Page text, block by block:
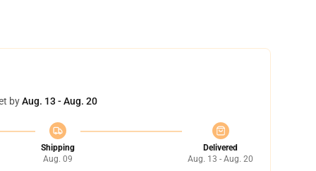
byAug. 13 - Aug. 20
Shipping
Aug. 09
Delivered
Aug. 13 - Aug. 20